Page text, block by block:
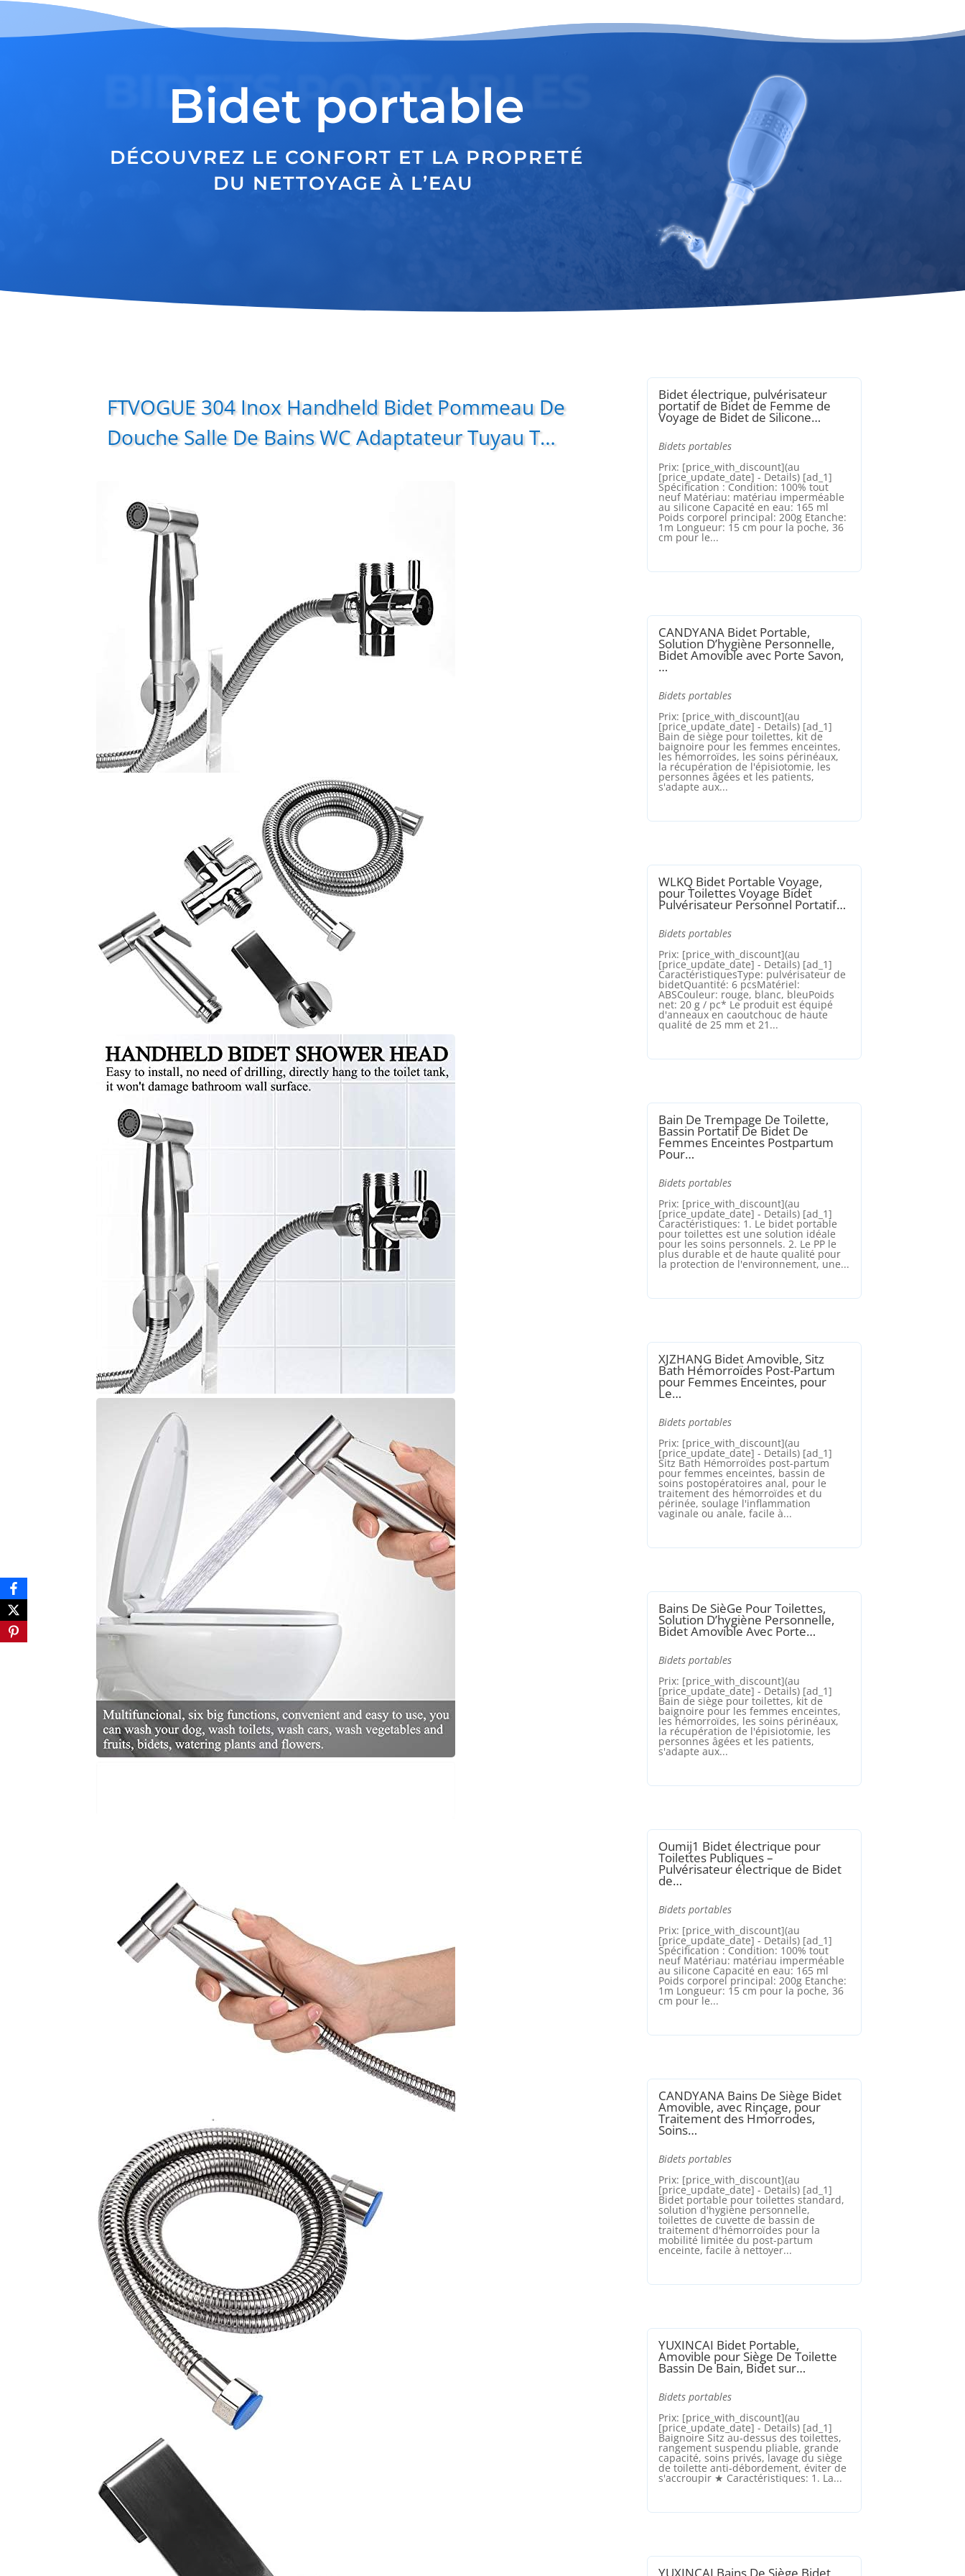
BIDETS PORTABLES
Bidet portable
DÉCOUVREZ LE CONFORT ET LA PROPRETÉ
DU NETTOYAGE À L’EAU
FTVOGUE 304 Inox Handheld Bidet Pommeau De
Douche Salle De Bains WC Adaptateur Tuyau T…
Bidet électrique, pulvérisateur
portatif de Bidet de Femme de
Voyage de Bidet de Silicone…
Bidets portables
Prix: [price_with_discount](au
[price_update_date] - Details) [ad_1]
Spécification : Condition: 100% tout
neuf Matériau: matériau imperméable
au silicone Capacité en eau: 165 ml
Poids corporel principal: 200g Etanche:
1m Longueur: 15 cm pour la poche, 36
cm pour le...
CANDYANA Bidet Portable,
Solution D’hygiène Personnelle,
Bidet Amovible avec Porte Savon,
…
Bidets portables
Prix: [price_with_discount](au
[price_update_date] - Details) [ad_1]
Bain de siège pour toilettes, kit de
baignoire pour les femmes enceintes,
les hémorroïdes, les soins périnéaux,
la récupération de l'épisiotomie, les
personnes âgées et les patients,
s'adapte aux...
WLKQ Bidet Portable Voyage,
pour Toilettes Voyage Bidet
Pulvérisateur Personnel Portatif…
Bidets portables
Prix: [price_with_discount](au
[price_update_date] - Details) [ad_1]
CaractéristiquesType: pulvérisateur de
bidetQuantité: 6 pcsMatériel:
ABSCouleur: rouge, blanc, bleuPoids
net: 20 g / pc* Le produit est équipé
d'anneaux en caoutchouc de haute
qualité de 25 mm et 21...
Bain De Trempage De Toilette,
Bassin Portatif De Bidet De
Femmes Enceintes Postpartum
Pour…
Bidets portables
Prix: [price_with_discount](au
[price_update_date] - Details) [ad_1]
Caractéristiques: 1. Le bidet portable
pour toilettes est une solution idéale
pour les soins personnels. 2. Le PP le
plus durable et de haute qualité pour
la protection de l'environnement, une...
XJZHANG Bidet Amovible, Sitz
Bath Hémorroïdes Post-Partum
pour Femmes Enceintes, pour
Le…
Bidets portables
Prix: [price_with_discount](au
[price_update_date] - Details) [ad_1]
Sitz Bath Hémorroïdes post-partum
pour femmes enceintes, bassin de
soins postopératoires anal, pour le
traitement des hémorroïdes et du
périnée, soulage l'inflammation
vaginale ou anale, facile à...
Bains De SièGe Pour Toilettes,
Solution D’hygiène Personnelle,
Bidet Amovible Avec Porte…
Bidets portables
Prix: [price_with_discount](au
[price_update_date] - Details) [ad_1]
Bain de siège pour toilettes, kit de
baignoire pour les femmes enceintes,
les hémorroïdes, les soins périnéaux,
la récupération de l'épisiotomie, les
personnes âgées et les patients,
s'adapte aux...
Oumij1 Bidet électrique pour
Toilettes Publiques –
Pulvérisateur électrique de Bidet
de…
Bidets portables
Prix: [price_with_discount](au
[price_update_date] - Details) [ad_1]
Spécification : Condition: 100% tout
neuf Matériau: matériau imperméable
au silicone Capacité en eau: 165 ml
Poids corporel principal: 200g Etanche:
1m Longueur: 15 cm pour la poche, 36
cm pour le...
CANDYANA Bains De Siège Bidet
Amovible, avec Rinçage, pour
Traitement des Hmorrodes,
Soins…
Bidets portables
Prix: [price_with_discount](au
[price_update_date] - Details) [ad_1]
Bidet portable pour toilettes standard,
solution d'hygiène personnelle,
toilettes de cuvette de bassin de
traitement d'hémorroïdes pour la
mobilité limitée du post-partum
enceinte, facile à nettoyer...
YUXINCAI Bidet Portable,
Amovible pour Siège De Toilette
Bassin De Bain, Bidet sur…
Bidets portables
Prix: [price_with_discount](au
[price_update_date] - Details) [ad_1]
Baignoire Sitz au-dessus des toilettes,
rangement suspendu pliable, grande
capacité, soins privés, lavage du siège
de toilette anti-débordement, éviter de
s'accroupir ★ Caractéristiques: 1. La...